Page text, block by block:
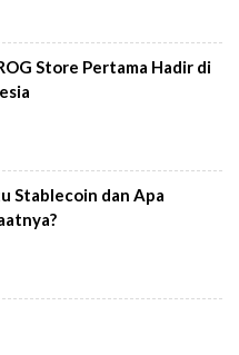
Store Pertama Hadir di
Stablecoin dan Apa